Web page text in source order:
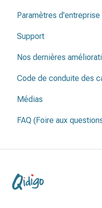
Contrat de location
Paramètres d'entreprise
Support
Nos dernières
Code de conduite des
Médias
FAQ (Foire aux